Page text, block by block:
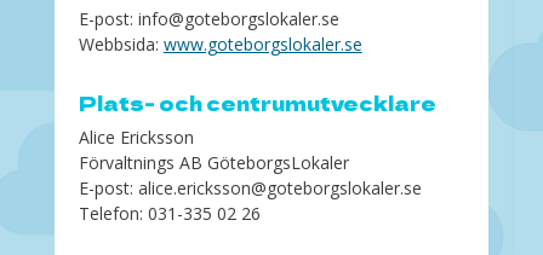
E-post: info@goteborgslokaler.se
Webbsida: www.goteborgslokaler.se
Plats- och centrumutvecklare
Alice Ericksson
Förvaltnings AB GöteborgsLokaler
E-post: alice.ericksson@goteborgslokaler.se
Telefon: 031-335 02 26